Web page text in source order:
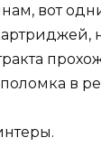
вот
в